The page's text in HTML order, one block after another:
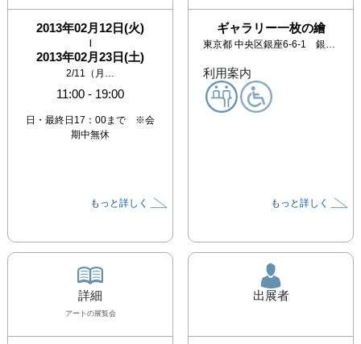
2013年02月12日(火)
|
2013年02月23日(土)
2/11（月…
11:00 - 19:00
日・最終日17：00まで ※会
期中無休
もっと詳しく
ギャラリー一枚の繪
東京都 中央区銀座6-6-1 銀座凬月堂ビル3階
利用案内
もっと詳しく
詳細
アート の展覧会
出展者